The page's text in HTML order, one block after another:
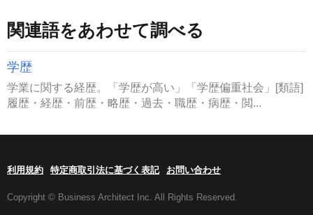
関連語をあわせて調べる
学歴
学業に関する経歴。「学歴が高い」「学歴偏重社会」[類語]
履歴・経歴・前歴・略歴・過去・職歴・病歴・閲...
利用規約 特定商取引法に基づく表記 お問い合わせ
Copyright © Business Architect Inc. All Rights Reserved.